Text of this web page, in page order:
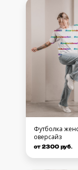
Футболка
оверсайз
от 2300 руб.